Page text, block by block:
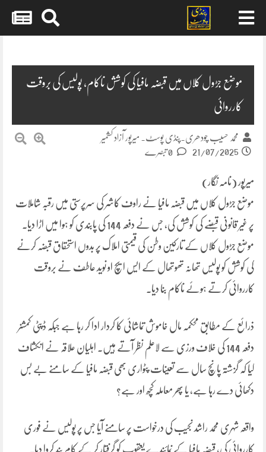
موضع جڑول کلاں میں قبضہ مافیا کی کوشش ناکام، پولیس کی بروقت
کارروائی
محمد حسیب چودھری۔پنڈی پوسٹ۔ میرپور آزاد کشمیر
21/07/2025
میرپور (نامہ نگار)
موضع جڑول کلاں میں قبضہ مافیا نے راوف کاشر کی سرپرستی میں رقبہ شاملات
پر غیر قانونی قبضے کی کوشش کی، جس نے دفعہ 144 کی پابندی کو ہوا میں اڑا دیا۔
موضع جڑول کلاں کے تارکین وطن کی قیمتی املاک پر بدوں استحقاق قبضہ کرنے
کی کوشش کو پولیس تھانہ تھوتھال کے ایس ایچ او نوید عاطف نے بروقت
کارروائی کرتے ہوئے ناکام بنا دیا۔
ذرائع کے مطابق محکمہ مال خاموش تماشائی کا کردار ادا کر رہا ہے جبکہ ڈپٹی کمشنر
دفعہ 144 کی خلاف ورزی سے لاعلم نظر آتے ہیں۔ اہلیان علاقہ نے انکشاف
کیا کہ گزشتہ پانچ سال سے تعینات پٹواری بھی قبضہ مافیا کے سامنے بے بس
دکھائی دے رہا ہے، یا پھر معاملہ کچھ اور ہے؟
واقعہ شہری محمد راشد نجیب کی درخواست پر سامنے آیا جس پر پولیس نے فوری
کارروائی کی، قبضہ مافیا کے نمائندے یعقوب کو گرفتار کر کے کام بند کروا دیا۔